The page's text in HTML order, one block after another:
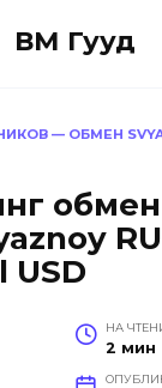
ВМ Гууд
— ОБМЕН
USD
НА
2 мин